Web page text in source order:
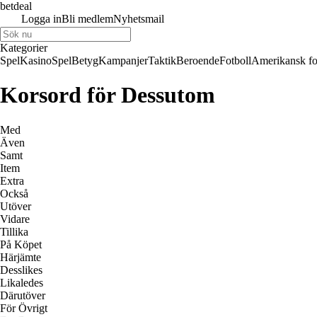
betdeal
Logga inBli medlemNyhetsmail
Kategorier
SpelKasinoSpelBetygKampanjerTaktikBeroendeFotbollAmerikansk
Korsord för Dessutom
Med
Även
Samt
Item
Extra
Också
Utöver
Vidare
Tillika
På Köpet
Härjämte
Desslikes
Likaledes
Därutöver
För Övrigt